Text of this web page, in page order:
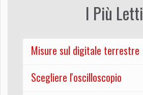
I Più Letti
Misure sul digitale terrestre
Scegliere l'oscilloscopio